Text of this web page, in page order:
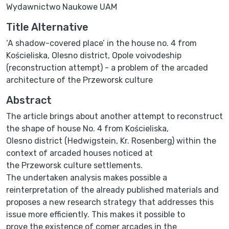
Wydawnictwo Naukowe UAM
Title Alternative
‘A shadow-covered place’ in the house no. 4 from
Kościeliska, Olesno district, Opole voivodeship
(reconstruction attempt) - a problem of the arcaded
architecture of the Przeworsk culture
Abstract
The article brings about another attempt to reconstruct
the shape of house No. 4 from Kościeliska,
Olesno district (Hedwigstein, Kr. Rosenberg) within the
context of arcaded houses noticed at
the Przeworsk culture settlements.
The undertaken analysis makes possible a
reinterpretation of the already published materials and
proposes a new research strategy that addresses this
issue more efficiently. This makes it possible to
prove the existence of comer arcades in the